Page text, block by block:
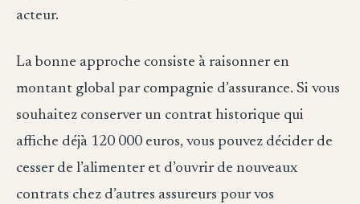
acteur.
La bonne approche consiste à raisonner en
montant global par compagnie d’assurance. Si vous
souhaitez conserver un contrat historique qui
affiche déjà 120 000 euros, vous pouvez décider de
cesser de l’alimenter et d’ouvrir de nouveaux
contrats chez d’autres assureurs pour vos